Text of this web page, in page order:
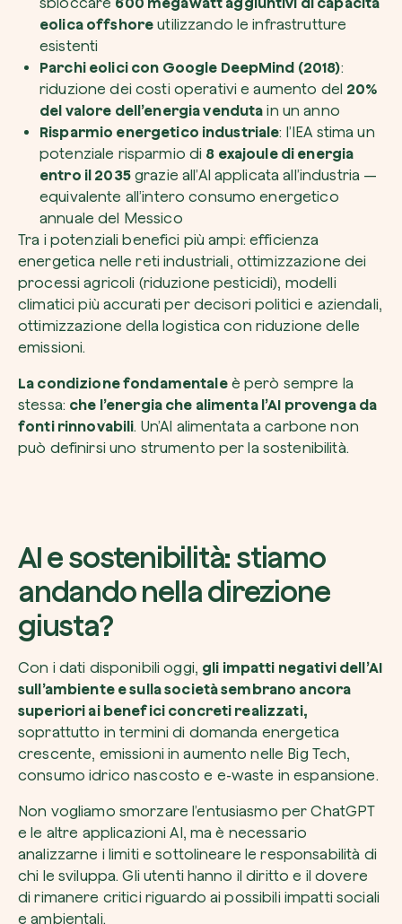
eolica offshore utilizzando le infrastrutture
esistenti
Parchi eolici con Google DeepMind (2018):
riduzione dei costi operativi e aumento del 20%
del valore dell’energia venduta in un anno
Risparmio energetico industriale: l’IEA stima un
potenziale risparmio di 8 exajoule di energia
entro il 2035grazie all’AI applicata all’industria —
equivalente all’intero consumo energetico
annuale del Messico
Tra i potenziali benefici più ampi: efficienza
energetica nelle reti industriali, ottimizzazione dei
processi agricoli (riduzione pesticidi), modelli
climatici più accurati per decisori politici e aziendali,
ottimizzazione della logistica con riduzione delle
emissioni.
La condizione fondamentaleè però sempre la
stessa: che l’energia che alimenta l’AI provenga da
fonti rinnovabili. Un’AI alimentata a carbone non
può definirsi uno strumento per la sostenibilità.
AI e sostenibilità: stiamo
andando nella direzione
giusta?
Con i dati disponibili oggi, gli impatti negativi dell’AI
sull’ambiente e sulla società sembrano ancora
superiori ai benefici concreti realizzati,
soprattutto in termini di domanda energetica
crescente, emissioni in aumento nelle Big Tech,
consumo idrico nascosto e e-waste in espansione.
Non vogliamo smorzare l’entusiasmo per ChatGPT
e le altre applicazioni AI, ma è necessario
analizzarne i limiti e sottolineare le responsabilità di
chi le sviluppa. Gli utenti hanno il diritto e il dovere
di rimanere critici riguardo ai possibili impatti sociali
e ambientali.